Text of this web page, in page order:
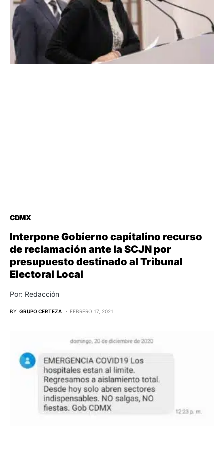
CDMX
Interpone Gobierno capitalino recurso
de reclamación ante la SCJN por
presupuesto destinado al Tribunal
Electoral Local
Por: Redacción
BY GRUPO CERTEZA FEBRERO 17, 2021